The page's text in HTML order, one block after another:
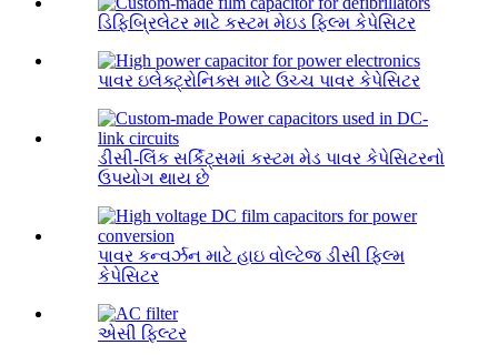
ડિફિબ્રિલેટર માટે કસ્ટમ મેઇડ ફિલ્મ કેપેસિટર
પાવર ઇલેક્ટ્રોનિક્સ માટે ઉચ્ચ પાવર કેપેસિટર
ડીસી-લિંક સર્કિટ્સમાં કસ્ટમ મેડ પાવર કેપેસિટરનો
ઉપયોગ થાય છે
પાવર કન્વર્ઝન માટે હાઇ વોલ્ટેજ ડીસી ફિલ્મ
કેપેસિટર
એસી ફિલ્ટર